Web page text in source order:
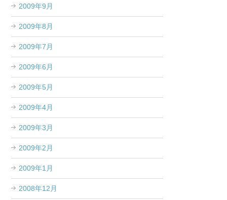
2009年9月
2009年8月
2009年7月
2009年6月
2009年5月
2009年4月
2009年3月
2009年2月
2009年1月
2008年12月